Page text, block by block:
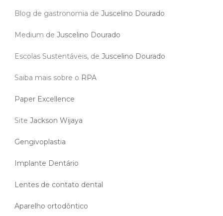
Blog de gastronomia de Juscelino Dourado
Medium de Juscelino Dourado
Escolas Sustentáveis, de Juscelino Dourado
Saiba mais sobre o RPA
Paper Excellence
Site Jackson Wijaya
Gengivoplastia
Implante Dentário
Lentes de contato dental
Aparelho ortodôntico